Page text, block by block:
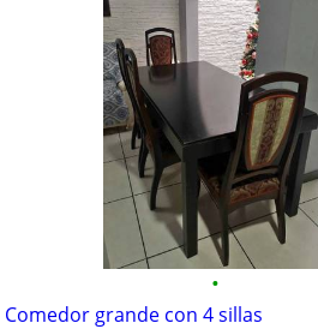
•
Comedor grande con 4 sillas